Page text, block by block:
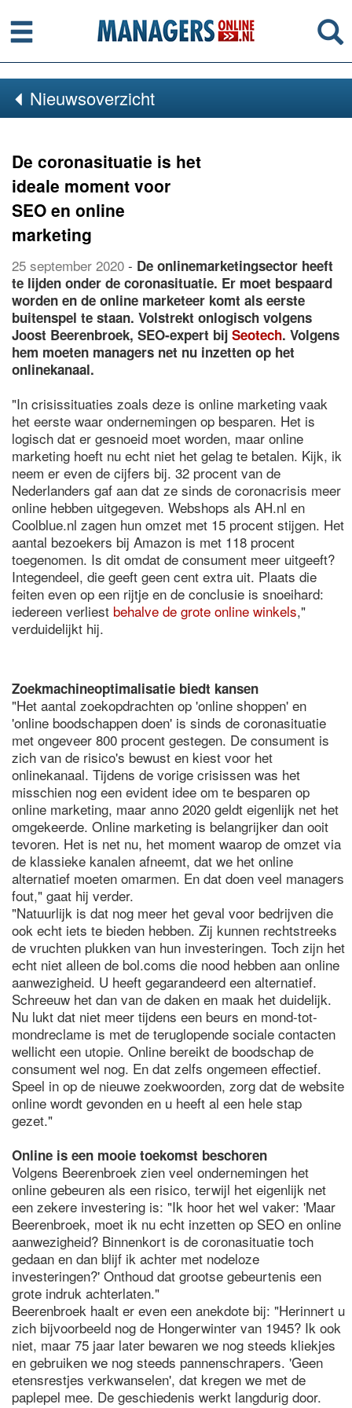
Menu
Nieuwsoverzicht
De coronasituatie is het
ideale moment voor
SEO en online
marketing
25 september 2020 - De onlinemarketingsector heeft
te lijden onder de coronasituatie. Er moet bespaard
worden en de online marketeer komt als eerste
buitenspel te staan. Volstrekt onlogisch volgens
Joost Beerenbroek, SEO-expert bij Seotech. Volgens
hem moeten managers net nu inzetten op het
onlinekanaal.
"In crisissituaties zoals deze is online marketing vaak
het eerste waar ondernemingen op besparen. Het is
logisch dat er gesnoeid moet worden, maar online
marketing hoeft nu echt niet het gelag te betalen. Kijk, ik
neem er even de cijfers bij. 32 procent van de
Nederlanders gaf aan dat ze sinds de coronacrisis meer
online hebben uitgegeven. Webshops als AH.nl en
Coolblue.nl zagen hun omzet met 15 procent stijgen. Het
aantal bezoekers bij Amazon is met 118 procent
toegenomen. Is dit omdat de consument meer uitgeeft?
Integendeel, die geeft geen cent extra uit. Plaats die
feiten even op een rijtje en de conclusie is snoeihard:
iedereen verliest behalve de grote online winkels,"
verduidelijkt hij.
Zoekmachineoptimalisatie biedt kansen
"Het aantal zoekopdrachten op 'online shoppen' en
'online boodschappen doen' is sinds de coronasituatie
met ongeveer 800 procent gestegen. De consument is
zich van de risico's bewust en kiest voor het
onlinekanaal. Tijdens de vorige crisissen was het
misschien nog een evident idee om te besparen op
online marketing, maar anno 2020 geldt eigenlijk net het
omgekeerde. Online marketing is belangrijker dan ooit
tevoren. Het is net nu, het moment waarop de omzet via
de klassieke kanalen afneemt, dat we het online
alternatief moeten omarmen. En dat doen veel managers
fout," gaat hij verder.
"Natuurlijk is dat nog meer het geval voor bedrijven die
ook echt iets te bieden hebben. Zij kunnen rechtstreeks
de vruchten plukken van hun investeringen. Toch zijn het
echt niet alleen de bol.coms die nood hebben aan online
aanwezigheid. U heeft gegarandeerd een alternatief.
Schreeuw het dan van de daken en maak het duidelijk.
Nu lukt dat niet meer tijdens een beurs en mond-tot-
mondreclame is met de teruglopende sociale contacten
wellicht een utopie. Online bereikt de boodschap de
consument wel nog. En dat zelfs ongemeen effectief.
Speel in op de nieuwe zoekwoorden, zorg dat de website
online wordt gevonden en u heeft al een hele stap
gezet."
Online is een mooie toekomst beschoren
Volgens Beerenbroek zien veel ondernemingen het
online gebeuren als een risico, terwijl het eigenlijk net
een zekere investering is: "Ik hoor het wel vaker: 'Maar
Beerenbroek, moet ik nu echt inzetten op SEO en online
aanwezigheid? Binnenkort is de coronasituatie toch
gedaan en dan blijf ik achter met nodeloze
investeringen?' Onthoud dat grootse gebeurtenis een
grote indruk achterlaten."
Beerenbroek haalt er even een anekdote bij: "Herinnert u
zich bijvoorbeeld nog de Hongerwinter van 1945? Ik ook
niet, maar 75 jaar later bewaren we nog steeds kliekjes
en gebruiken we nog steeds pannenschrapers. 'Geen
etensrestjes verkwanselen', dat kregen we met de
paplepel mee. De geschiedenis werkt langdurig door.